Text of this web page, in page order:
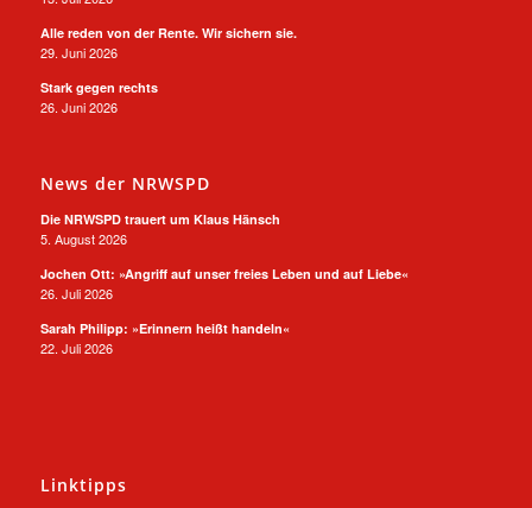
Alle reden von der Rente. Wir sichern sie.
29. Juni 2026
Stark gegen rechts
26. Juni 2026
News der NRWSPD
Die NRWSPD trauert um Klaus Hänsch
5. August 2026
Jochen Ott: »Angriff auf unser freies Leben und auf Liebe«
26. Juli 2026
Sarah Philipp: »Erinnern heißt handeln«
22. Juli 2026
Linktipps